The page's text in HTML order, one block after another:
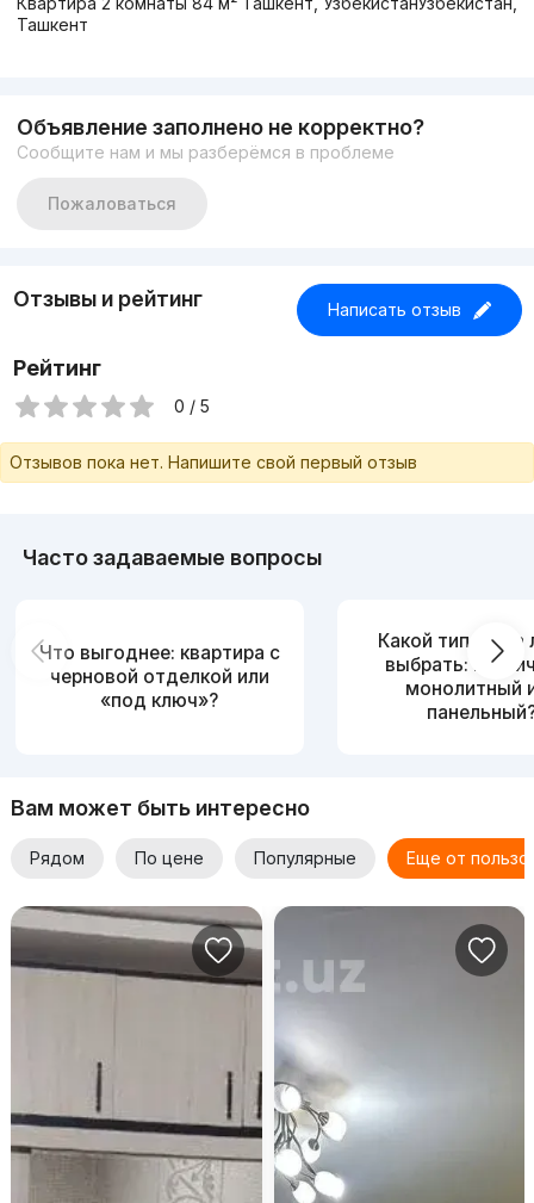
Ташкент
Объявление заполнено не корректно?
Сообщите нам и мы разберёмся в проблеме
Пожаловаться
Отзывы и рейтинг Написать отзыв
Рейтинг
0 / 5
Отзывов пока нет. Напишите свой первый отзыв
Часто задаваемые вопросы
Что выгоднее: квартира с
черновой отделкой или
«под ключ»?
Какой тип дома
выбрать:
монолитный
Вам может быть интересно
Рядом По цене Популярные Еще от